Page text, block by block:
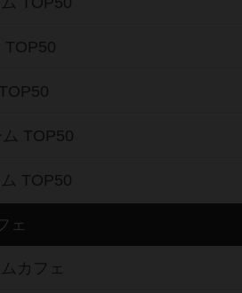
TOP50
TOP50
TOP50
ェ
カフェ